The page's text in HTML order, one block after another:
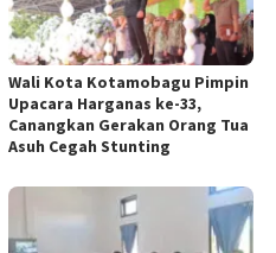
Wali Kota Kotamobagu Pimpin
Upacara Harganas ke-33,
Canangkan Gerakan Orang Tua
Asuh Cegah Stunting